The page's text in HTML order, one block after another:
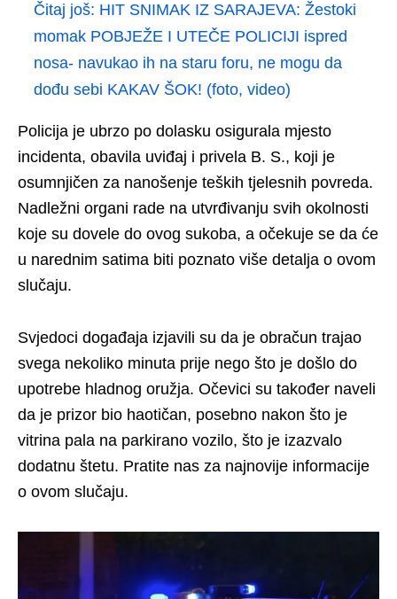
Čitaj još: HIT SNIMAK IZ SARAJEVA: Žestoki
momak POBJEŽE I UTEČE POLICIJI ispred
nosa- navukao ih na staru foru, ne mogu da
dođu sebi KAKAV ŠOK! (foto, video)
Policija je ubrzo po dolasku osigurala mjesto
incidenta, obavila uviđaj i privela B. S., koji je
osumnjičen za nanošenje teških tjelesnih povreda.
Nadležni organi rade na utvrđivanju svih okolnosti
koje su dovele do ovog sukoba, a očekuje se da će
u narednim satima biti poznato više detalja o ovom
slučaju.
Svjedoci događaja izjavili su da je obračun trajao
svega nekoliko minuta prije nego što je došlo do
upotrebe hladnog oružja. Očevici su također naveli
da je prizor bio haotičan, posebno nakon što je
vitrina pala na parkirano vozilo, što je izazvalo
dodatnu štetu. Pratite nas za najnovije informacije
o ovom slučaju.